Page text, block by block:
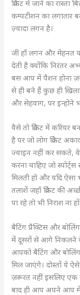
क्रिकेट में जाने का
कम्पटीशन का लगातार
ज़्यादा लगन है।
जी हाँ लगन और मेहनत
देती है क्योंकि निरंतर
बस आप में पैशन होना
से ही बने हैं कुछ ही
और सेहवाग, पर इन्होने
वैसे तो क्रिकेट में करियर
है पर जो लोग क्रिकेट
ज्वाइन नहीं कर सकते, वे
करना चाहिए जो
मिलती हो और यदि
तलाशें जहाँ क्रिकेट की
पा रहे तो भी निराश ना
बैटिंग प्रैक्टिस और
में दूसरों से आगे निकलने
आपको बैटिंग और
मिल जाएंगे। दोस्तों ये
ज़रूरत नहीं इसलिए एक
बाद ही आप अपने आप